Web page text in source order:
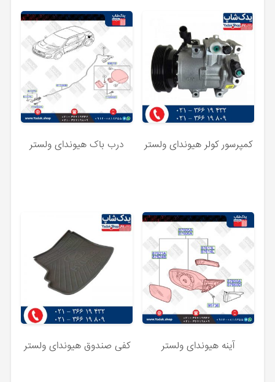
کمپرسور کولر هیوندای ولستر درب باک هیوندای ولستر
آینه هیوندای ولستر کفی صندوق هیوندای ولستر